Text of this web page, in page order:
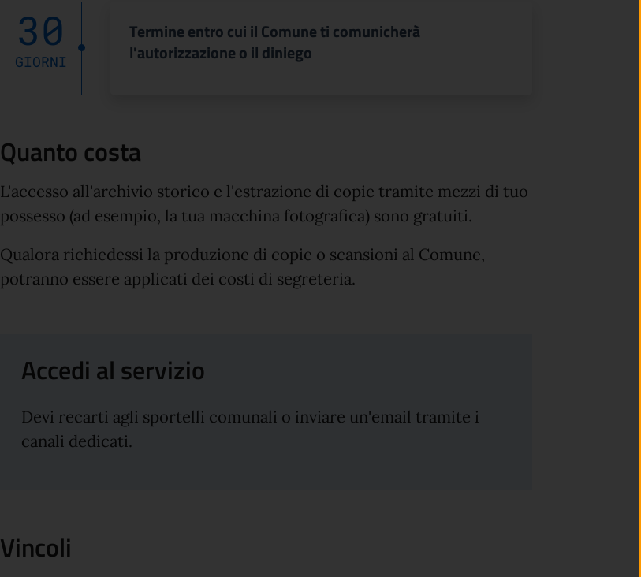
30
GIORNI
Termine entro cui il Comune ti comunicherà
l'autorizzazione o il diniego
Quanto costa
L'accesso all'archivio storico e l'estrazione di copie tramite mezzi di tuo
possesso (ad esempio, la tua macchina fotografica) sono gratuiti.
Qualora richiedessi la produzione di copie o scansioni al Comune,
potranno essere applicati dei costi di segreteria.
Accedi al servizio
Devi recarti agli sportelli comunali o inviare un'email tramite i
canali dedicati.
Vincoli